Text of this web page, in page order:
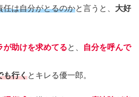
任は自分がとるのかと言うと、 大好
が助けを求めてると、
自分を呼んで
も行くとキレる優一郎。